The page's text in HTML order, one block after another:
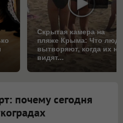
Скрытая камера на
пляже Крыма: Что
вытворяют, когда их не
видят...
почему сегодня